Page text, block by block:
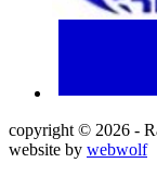
copyright © 2026 -
website by webwolf